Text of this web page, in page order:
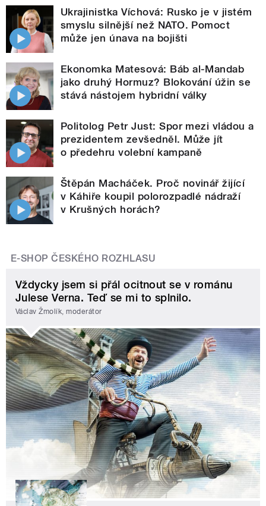
Ukrajinistka Víchová: Rusko je v jistém
smyslu silnější než NATO. Pomoct
může jen únava na bojišti
Ekonomka Matesová: Báb al-Mandab
jako druhý Hormuz? Blokování úžin se
stává nástojem hybridní války
Politolog Petr Just: Spor mezi vládou a
prezidentem zevšedněl. Může jít
o předehru volební kampaně
Štěpán Macháček. Proč novinář žijící
v Káhiře koupil polorozpadlé nádraží
v Krušných horách?
E-SHOP ČESKÉHO ROZHLASU
Vždycky jsem si přál ocitnout se v románu
Julese Verna. Teď se mi to splnilo.
Václav Žmolík, moderátor